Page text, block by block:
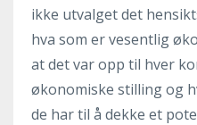
ikke utvalget det
hva som er vesentlig
at det var opp til hver
økonomiske stilling og
de har til å dekke et